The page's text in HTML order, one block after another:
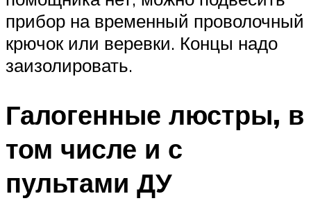
прибор на временный проволочный
крючок или веревки. Концы надо
заизолировать.
Галогенные люстры, в
том числе и с
пультами ДУ